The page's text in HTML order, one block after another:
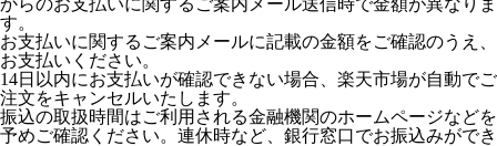
からのお支払いに関するご案内メール送信時で金額が異なりま
す。
お支払いに関するご案内メールに記載の金額をご確認のうえ、
お支払いください。
14日以内にお支払いが確認できない場合、楽天市場が自動でご
注文をキャンセルいたします。
振込の取扱時間はご利用される金融機関のホームページなどを
予めご確認ください。連休時など、銀行窓口でお振込みができ